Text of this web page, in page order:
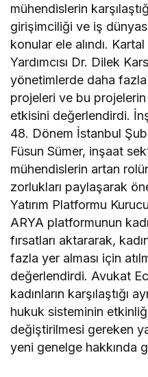
mühendislerin
girişimciliği ve iş
konular ele alındı.
Yardımcısı Dr. Dilek
yönetimlerde daha fazla
projeleri ve bu projelerin
etkisini değerlendirdi.
48. Dönem İstanbul
Füsun Sümer, inşaat
mühendislerin artan
zorlukları paylaşarak
Yatırım Platformu
ARYA platformunun
fırsatları aktararak,
fazla yer alması için
değerlendirdi. Avukat
kadınların karşılaştığı
hukuk sisteminin
değiştirilmesi gereken
yeni genelge hakkında